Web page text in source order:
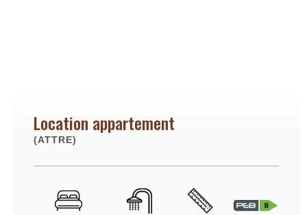
Location appartement
(ATTRE)